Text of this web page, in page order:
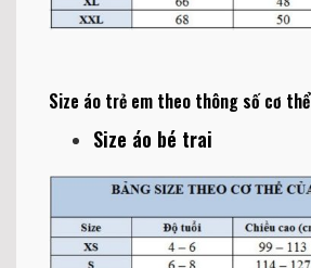
Size áo trẻ em theo thông số cơ thể
Size áo bé trai